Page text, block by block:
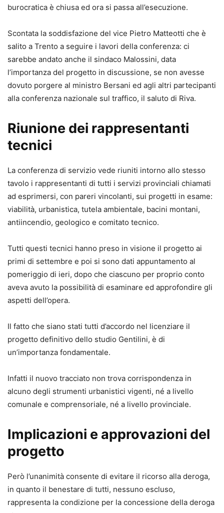
burocratica è chiusa ed ora si passa all’esecuzione.
Scontata la soddisfazione del vice Pietro Matteotti che è
salito a Trento a seguire i lavori della conferenza: ci
sarebbe andato anche il sindaco Malossini, data
l’importanza del progetto in discussione, se non avesse
dovuto porgere al ministro Bersani ed agli altri partecipanti
alla conferenza nazionale sul traffico, il saluto di Riva.
Riunione dei rappresentanti
tecnici
La conferenza di servizio vede riuniti intorno allo stesso
tavolo i rappresentanti di tutti i servizi provinciali chiamati
ad esprimersi, con pareri vincolanti, sui progetti in esame:
viabilità, urbanistica, tutela ambientale, bacini montani,
antiincendio, geologico e comitato tecnico.
Tutti questi tecnici hanno preso in visione il progetto ai
primi di settembre e poi si sono dati appuntamento al
pomeriggio di ieri, dopo che ciascuno per proprio conto
aveva avuto la possibilità di esaminare ed approfondire gli
aspetti dell’opera.
Il fatto che siano stati tutti d’accordo nel licenziare il
progetto definitivo dello studio Gentilini, è di
un’importanza fondamentale.
Infatti il nuovo tracciato non trova corrispondenza in
alcuno degli strumenti urbanistici vigenti, né a livello
comunale e comprensoriale, né a livello provinciale.
Implicazioni e approvazioni del
progetto
Però l’unanimità consente di evitare il ricorso alla deroga,
in quanto il benestare di tutti, nessuno escluso,
rappresenta la condizione per la concessione della deroga